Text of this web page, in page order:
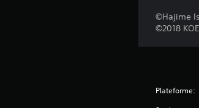
©Hajime
©2018
Plateforme: